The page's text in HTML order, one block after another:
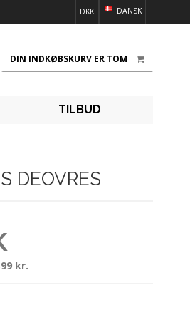
DANSK
DKK
DIN INDKØBSKURV ER TOM
TILBUD
DEOVRES
kr.